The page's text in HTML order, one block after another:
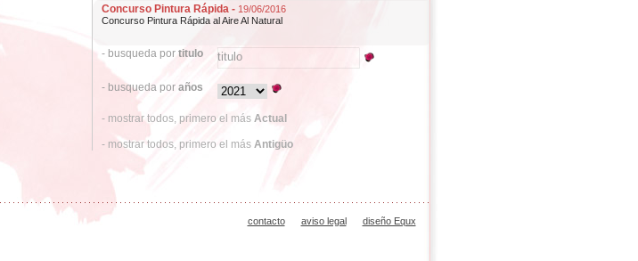
Concurso Pintura Rápida - 19/06/2016
Concurso Pintura Rápida al Aire Al Natural
- busqueda por titulo
- busqueda por años
- mostrar todos, primero el más Actual
- mostrar todos, primero el más Antigüo
contacto aviso legal diseño Equx